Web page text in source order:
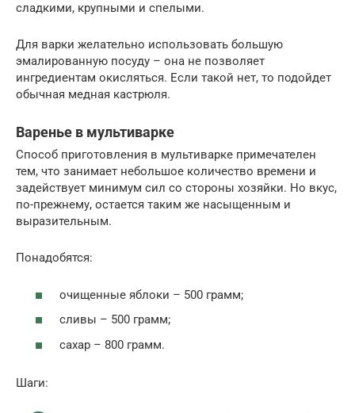
сладкими, крупными и спелыми.
Для варки желательно использовать большую
эмалированную посуду – она не позволяет
ингредиентам окисляться. Если такой нет, то подойдет
обычная медная кастрюля.
Варенье в мультиварке
Способ приготовления в мультиварке примечателен
тем, что занимает небольшое количество времени и
задействует минимум сил со стороны хозяйки. Но вкус,
по-прежнему, остается таким же насыщенным и
выразительным.
Понадобятся:
очищенные яблоки – 500 грамм;
сливы – 500 грамм;
сахар – 800 грамм.
Шаги: